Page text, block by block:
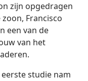
zijn opgedragen
Francisco
een van de
van het
studie nam